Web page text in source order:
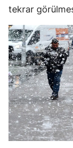
tekrar